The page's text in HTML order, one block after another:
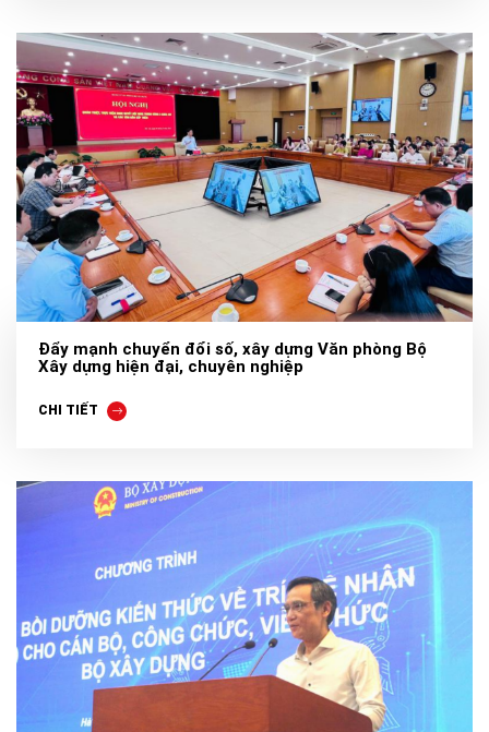
Đẩy mạnh chuyển đổi số, xây dựng Văn phòng Bộ
Xây dựng hiện đại, chuyên nghiệp
CHI TIẾT